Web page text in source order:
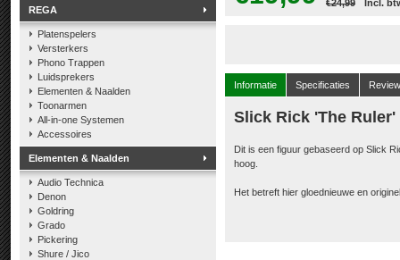
REGA
Platenspelers
Versterkers
Phono Trappen
Luidsprekers
Elementen & Naalden
Toonarmen
All-in-one Systemen
Accessoires
Elementen & Naalden
Audio Technica
Denon
Goldring
Grado
Pickering
Shure / Jico
€24,99 Incl.
Informatie Specificaties
Slick Rick 'The Ruler'
Dit is een figuur gebaseerd op Slick
hoog.
Het betreft hier gloednieuwe en